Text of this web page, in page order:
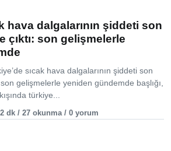
hava dalgalarının şiddeti son
çıktı: son gelişmelerle
sıcak hava dalgalarının şiddeti son
son gelişmelerle yeniden gündemde başlığı,
türkiye...
dk / 27 okunma / 0 yorum